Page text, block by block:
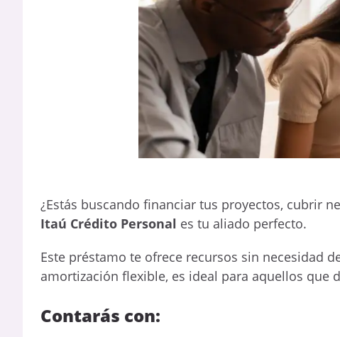
¿Estás buscando financiar tus proyectos, cubrir
Itaú Crédito Personal es tu aliado perfecto.
Este préstamo te ofrece recursos sin necesidad
amortización flexible, es ideal para aquellos que
Contarás con: